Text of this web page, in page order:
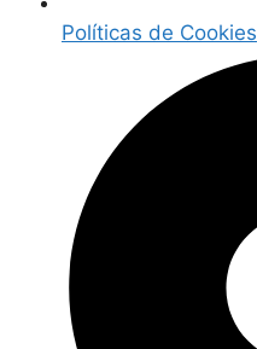
Políticas de Cookies